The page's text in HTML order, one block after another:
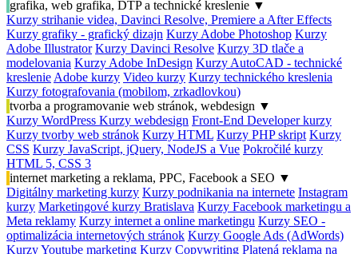
grafika, web grafika, DTP a technické kreslenie ▼
Kurzy strihanie videa, Davinci Resolve, Premiere a After Effects
Kurzy grafiky - grafický dizajn Kurzy Adobe Photoshop Kurzy
Adobe Illustrator Kurzy Davinci Resolve Kurzy 3D tlače a
modelovania Kurzy Adobe InDesign Kurzy AutoCAD - technické
kreslenie Adobe kurzy Video kurzy Kurzy technického kreslenia
Kurzy fotografovania (mobilom, zrkadlovkou)
tvorba a programovanie web stránok, webdesign ▼
Kurzy WordPress Kurzy webdesign Front-End Developer kurzy
Kurzy tvorby web stránok Kurzy HTML Kurzy PHP skript Kurzy
CSS Kurzy JavaScript, jQuery, NodeJS a Vue Pokročilé kurzy
HTML 5, CSS 3
internet marketing a reklama, PPC, Facebook a SEO ▼
Digitálny marketing kurzy Kurzy podnikania na internete Instagram
kurzy Marketingové kurzy Bratislava Kurzy Facebook marketingu a
Meta reklamy Kurzy internet a online marketingu Kurzy SEO -
optimalizácia internetových stránok Kurzy Google Ads (AdWords)
Kurzy Youtube marketing Kurzy Copywriting Platená reklama na